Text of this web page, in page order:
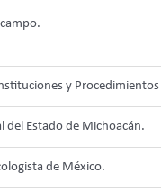
y Procedimientos
del Estado de Michoacán.
de México.